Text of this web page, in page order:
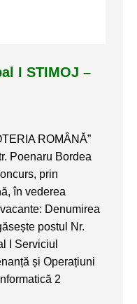
I STIMOJ –
ROMÂNĂ”
Poenaru Bordea
prin
în vederea
Denumirea
postul Nr.
I Serviciul
și Operațiuni
2